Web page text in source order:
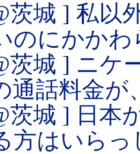
茨城 ] 私以
のにかか
茨城 ] ニケ
通話料金が
茨城 ] 日本
方はいら